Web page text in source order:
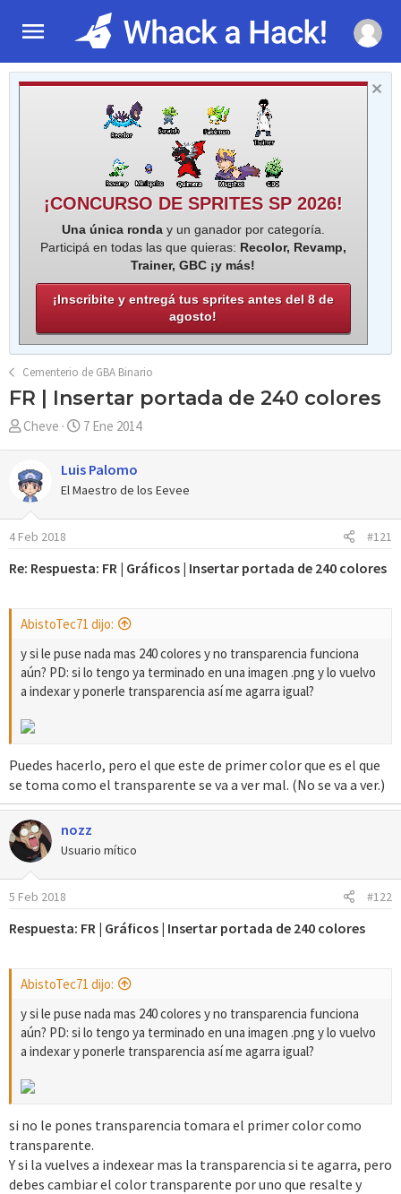
¡CONCURSO DE SPRITES SP 2026!
Una única ronday un ganador por categoría.
Participá en todas las que quieras: Recolor, Revamp,
Trainer, GBC ¡y más!
¡Inscribite y entregá tus sprites antes del 8 de
agosto!
Cementerio de GBA Binario
FR | Insertar portada de 240 colores
A
o
r
Cheve
F
a
d
n
i
o
7 Ene 2014
Luis Palomo
El Maestro de los Eevee
4 Feb 2018 #121
Re: Respuesta: FR | Gráficos | Insertar portada de 240 colores
AbistoTec71 dijo:
y si le puse nada mas 240 colores y no transparencia funciona
aún? PD: si lo tengo ya terminado en una imagen .png y lo vuelvo
a indexar y ponerle transparencia así me agarra igual?
Puedes hacerlo, pero el que este de primer color que es el que
se toma como el transparente se va a ver mal. (No se va a ver.)
nozz
Usuario mítico
5 Feb 2018 #122
Respuesta: FR | Gráficos | Insertar portada de 240 colores
AbistoTec71 dijo:
y si le puse nada mas 240 colores y no transparencia funciona
aún? PD: si lo tengo ya terminado en una imagen .png y lo vuelvo
a indexar y ponerle transparencia así me agarra igual?
si no le pones transparencia tomara el primer color como
transparente.
Y si la vuelves a indexear mas la transparencia si te agarra, pero
debes cambiar el color transparente por uno que resalte y